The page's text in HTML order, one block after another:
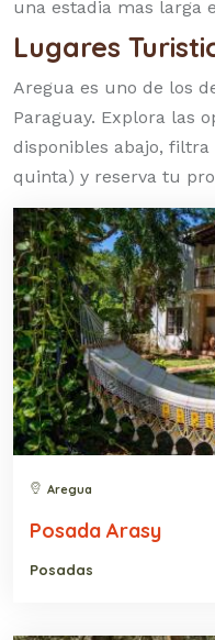
una estadia mas larga
Lugares
Aregua es uno de los
Paraguay. Explora las
disponibles abajo, filtra
quinta) y reserva tu
Aregua
Posada Arasy
Posadas